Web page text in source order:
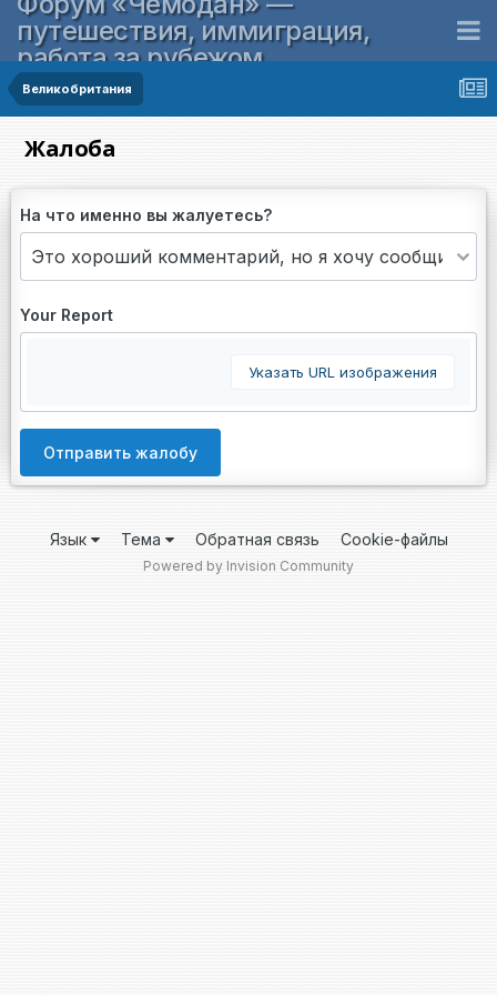
путешествия, иммиграция,
работа за рубежом
Великобритания
Жалоба
На что именно вы жалуетесь?
Your Report
Указать URL изображения
Отправить жалобу
Язык Тема Обратная связь Cookie-файлы
Powered by Invision Community